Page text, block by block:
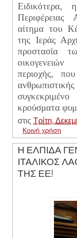
Ειδικότερα,
Περιφέρειας
αίτημα του
της Ιεράς
προστασία
περιοχής,
κρούσματα
στις Τρίτη,
Κοινή χρήση
Η ΕΛΠΙΔΑ
ΙΤΑΛΙΚΟΣ
ΤΗΣ ΕΕ!